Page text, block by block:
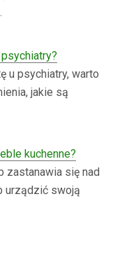
u psychiatry, warto
jakie są
kuchenne?
zastanawia się nad
urządzić swoją